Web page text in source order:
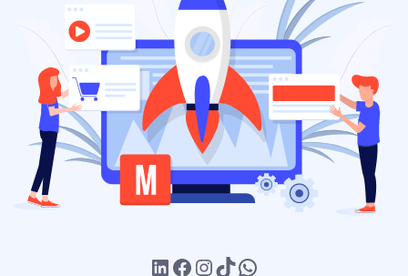
LinkedIn
Facebook
Instagram
TikTokWhatsApp